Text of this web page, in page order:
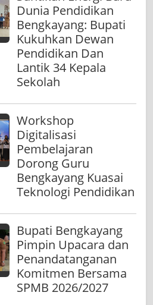
Dunia Pendidikan
Bengkayang: Bupati
Kukuhkan Dewan
Pendidikan Dan
Lantik 34 Kepala
Sekolah
Workshop
Digitalisasi
Pembelajaran
Dorong Guru
Bengkayang Kuasai
Teknologi Pendidikan
Bupati Bengkayang
Pimpin Upacara dan
Penandatanganan
Komitmen Bersama
SPMB 2026/2027